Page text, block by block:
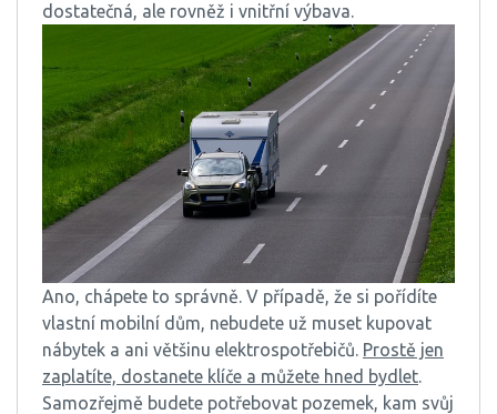
dostatečná, ale rovněž i vnitřní výbava.
Ano, chápete to správně. V případě, že si pořídíte
vlastní mobilní dům, nebudete už muset kupovat
nábytek a ani většinu elektrospotřebičů. Prostě jen
zaplatíte, dostanete klíče a můžete hned bydlet.
Samozřejmě budete potřebovat pozemek, kam svůj